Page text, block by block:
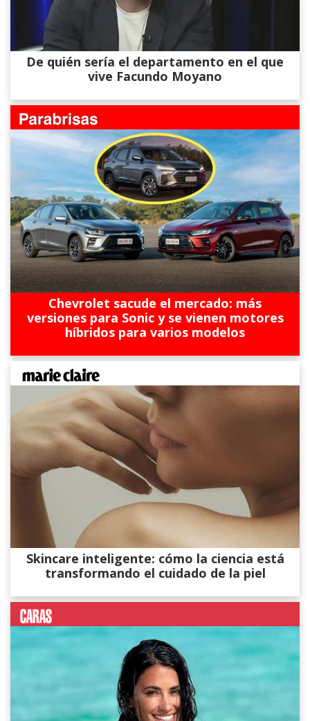
De quién sería el departamento en el que
vive Facundo Moyano
Chevrolet sacude el mercado: más
versiones para Sonic y se vienen motores
híbridos para varios modelos
Skincare inteligente: cómo la ciencia está
transformando el cuidado de la piel